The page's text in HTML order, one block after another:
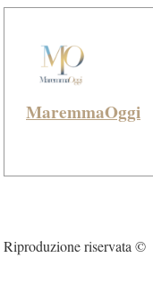
MaremmaOggi
Riproduzione riservata ©